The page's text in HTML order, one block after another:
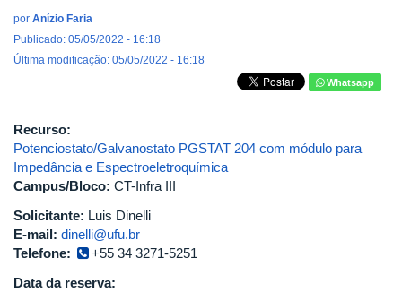
por Anízio Faria
Publicado: 05/05/2022 - 16:18
Última modificação: 05/05/2022 - 16:18
Whatsapp
Recurso:
Potenciostato/Galvanostato PGSTAT 204 com módulo para
Impedância e Espectroeletroquímica
Campus/Bloco: CT-Infra III
Solicitante: Luis Dinelli
E-mail: dinelli@ufu.br
Telefone:
+55 34 3271-5251
Data da reserva: